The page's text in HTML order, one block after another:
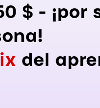
$ - ¡por
del